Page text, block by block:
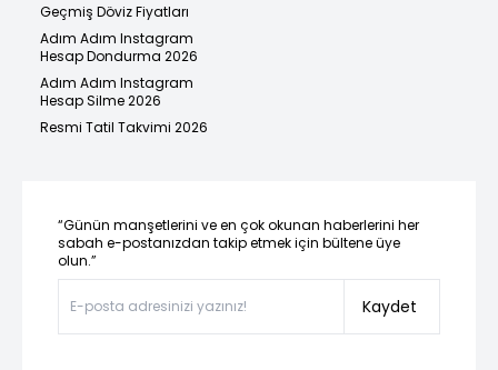
Geçmiş Döviz Fiyatları
Adım Adım Instagram
Hesap Dondurma 2026
Adım Adım Instagram
Hesap Silme 2026
Resmi Tatil Takvimi 2026
“Günün manşetlerini ve en çok okunan haberlerini her
sabah e-postanızdan takip etmek için bültene üye
olun.”
Kaydet